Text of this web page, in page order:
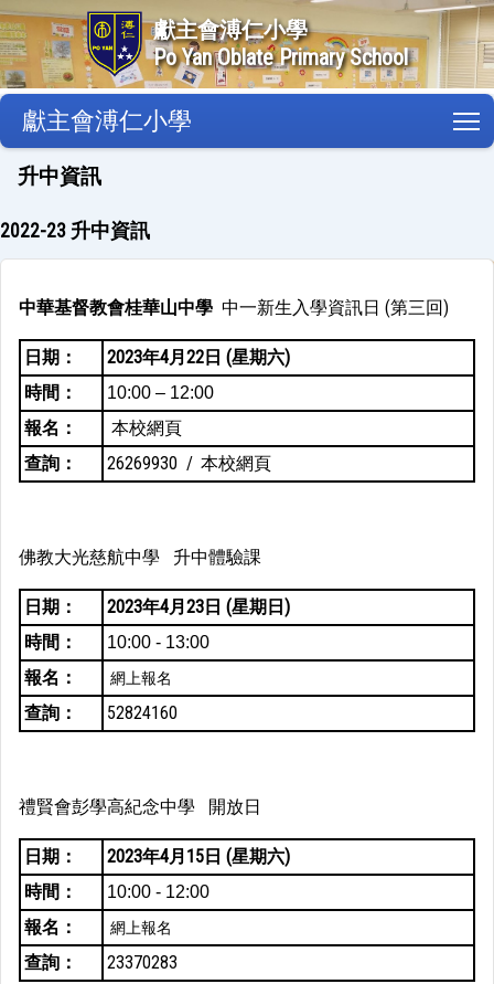
獻主會溥仁小學
Po Yan Oblate Primary School
獻主會溥仁小學
升中資訊
2022-23 升中資訊
中華基督教會桂華山中學 中一新生入學資訊日 (第三回)
日期：
2023年4月22日 (星期六)
時間：
10:00 – 12:00
報名：
本校網頁
查詢：
26269930 / 本校網頁
佛教大光慈航中學 升中體驗課
日期：
2023年4月23日 (星期日)
時間：
10:00 - 13:00
報名： 網上報名
查詢： 52824160
禮賢會彭學高紀念中學 開放日
日期：
2023年4月15日 (星期六)
時間：
10:00 - 12:00
報名： 網上報名
查詢： 23370283